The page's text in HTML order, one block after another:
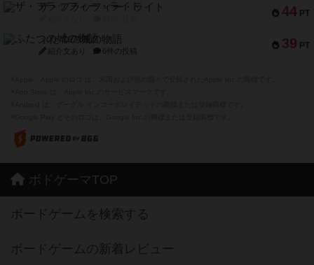
44 PT
ザ・フラッフィー・ライト
39 PT
ふたつの城の物語
紹介文あり 6件の投稿
ボドゲーマTOP
ボードゲームを検索する
ボードゲームの新着レビュー